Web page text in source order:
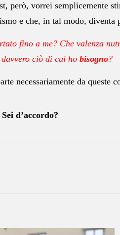
però, vorrei semplicemente
e che, in tal modo, diventa
fino a me? Che valenza
davvero ciò di cui ho bisogno?
necessariamente da queste
Sei d’accordo?